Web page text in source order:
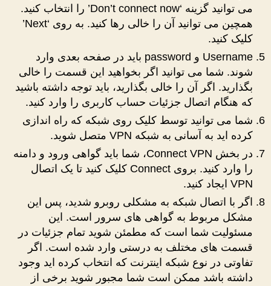
می توانید گزینه ‘Don’t connect now’ را انتخاب کنید.
همچین می توانید آن را خالی رها کنید. به روی ‘Next’
کلیک کنید.
Username و password باید در صفحه بعدی وارد
شوند. شما می توانید اگر بخواهید این قسمت را خالی
بگذارید. اگر آن را خالی بگذارید، باید توجه داشته باشید
که هنگام اتصال جزئیات حساب کاربری را وارد کنید.
شما می توانید توسط کلیک روی شبکه که راه اندازی
کرده اید به آسانی به شبکه VPN متصل شوید.
در بخش Connect VPN، شما باید گواهی ورود و دامنه
را وارد کنید. بروی Connect کلیک کنید تا یک اتصال
VPN ایجاد کنید.
اگر با اتصال شبکه به مشکلی روبرو شدید، پس این
مشکل مربوط به گواهی های سرور است. این
مسئولیت شما است که مطمئن شوید تمام جزئیات در
قسمت های مختلف به درستی وارد شده است. اگر
تفاوتی در نوع شبکه اینترنت که انتخاب کرده اید وجود
داشته باشد ممکن است شما مجبور شوید برخی از